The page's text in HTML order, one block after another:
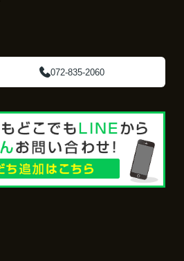
072-835-2060